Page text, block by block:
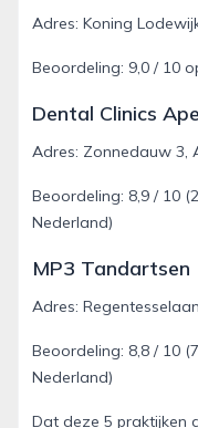
Adres: Koning
Beoordeling: 9,0 / 10
Dental Clinics
Adres: Zonnedauw 3,
Beoordeling: 8,9 / 10
Nederland)
MP3 Tandartsen
Adres:
Beoordeling: 8,8 / 10
Nederland)
Dat deze 5 praktijken